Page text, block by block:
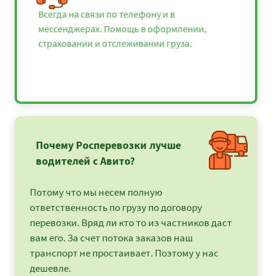
Всегда на связи по телефону и в
мессенджерах. Помощь в оформлении,
страховании и отслеживании груза.
Почему Росперевозки лучше
водителей с Авито?
Потому что мы несем полную
ответственность по грузу по договору
перевозки. Вряд ли кто то из частников даст
вам его. За счет потока заказов наш
транспорт не простаивает. Поэтому у нас
дешевле.